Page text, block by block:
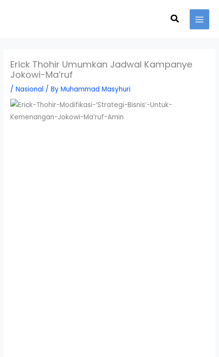
Search
Erick Thohir Umumkan Jadwal Kampanye
Jokowi-Ma’ruf
/Nasional / ByMuhammad Masyhuri